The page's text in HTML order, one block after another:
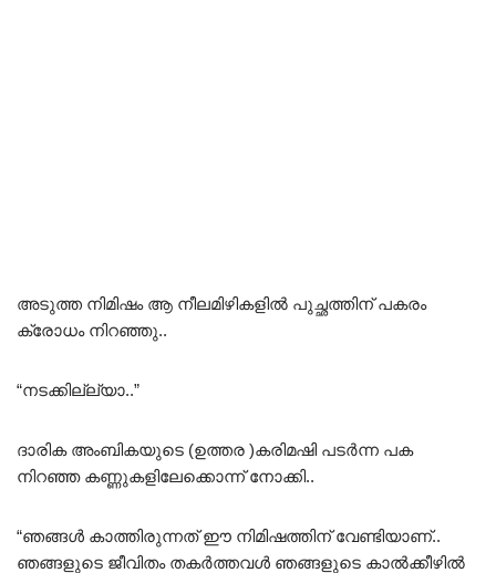
അടുത്ത നിമിഷം ആ നീലമിഴികളിൽ പുച്ഛത്തിന് പകരം
ക്രോധം നിറഞ്ഞു..
“നടക്കില്ല്യാ..”
ദാരിക അംബികയുടെ (ഉത്തര )കരിമഷി പടർന്ന പക
നിറഞ്ഞ കണ്ണുകളിലേക്കൊന്ന് നോക്കി..
“ഞങ്ങൾ കാത്തിരുന്നത് ഈ നിമിഷത്തിന് വേണ്ടിയാണ്..
ഞങ്ങളുടെ ജീവിതം തകർത്തവൾ ഞങ്ങളുടെ കാൽക്കീഴിൽ